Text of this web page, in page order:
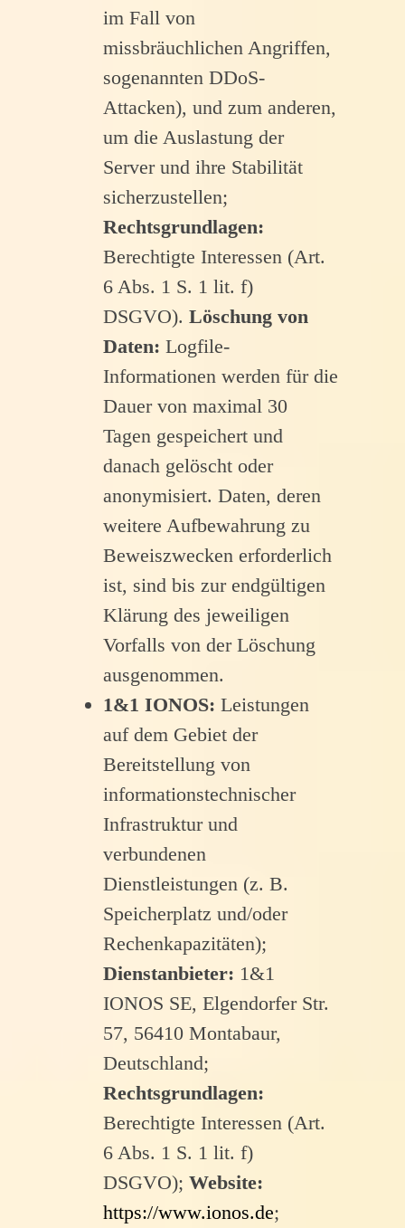
im Fall von
missbräuchlichen Angriffen,
sogenannten DDoS-
Attacken), und zum anderen,
um die Auslastung der
Server und ihre Stabilität
sicherzustellen;
Rechtsgrundlagen:
Berechtigte Interessen (Art.
6 Abs. 1 S. 1 lit. f)
DSGVO). Löschung von
Daten: Logfile-
Informationen werden für die
Dauer von maximal 30
Tagen gespeichert und
danach gelöscht oder
anonymisiert. Daten, deren
weitere Aufbewahrung zu
Beweiszwecken erforderlich
ist, sind bis zur endgültigen
Klärung des jeweiligen
Vorfalls von der Löschung
ausgenommen.
1&1 IONOS: Leistungen
auf dem Gebiet der
Bereitstellung von
informationstechnischer
Infrastruktur und
verbundenen
Dienstleistungen (z. B.
Speicherplatz und/oder
Rechenkapazitäten);
Dienstanbieter: 1&1
IONOS SE, Elgendorfer Str.
57, 56410 Montabaur,
Deutschland;
Rechtsgrundlagen:
Berechtigte Interessen (Art.
6 Abs. 1 S. 1 lit. f)
DSGVO); Website:
https://www.ionos.de;